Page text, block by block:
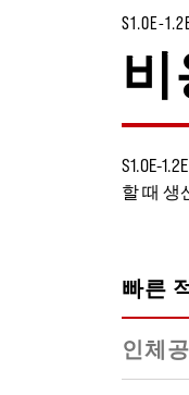
S1.0E-
S1.0E-
할 때 생
빠른
인체